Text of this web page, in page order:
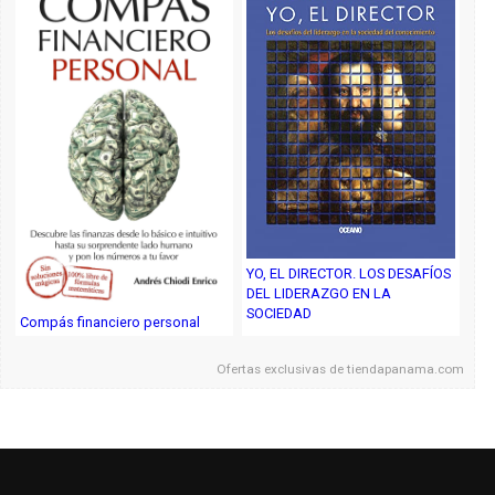
Compás financiero personal
YO, EL DIRECTOR. LOS DESAFÍOS
DEL LIDERAZGO EN LA
SOCIEDAD
Ofertas exclusivas detiendapanama.com